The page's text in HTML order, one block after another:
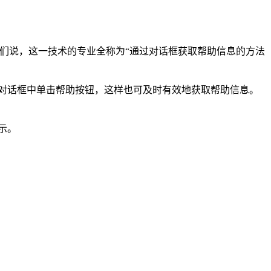
说，这一技术的专业全称为“通过对话框获取帮助信息的方法
框中单击帮助按钮，这样也可及时有效地获取帮助信息。
。